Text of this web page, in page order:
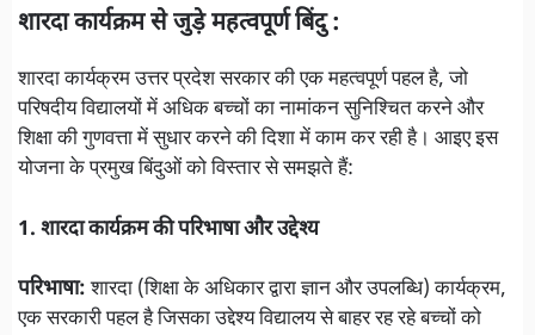
शारदा कार्यक्रम से जुड़े महत्वपूर्ण बिंदु :
शारदा कार्यक्रम उत्तर प्रदेश सरकार की एक महत्वपूर्ण पहल है, जो
परिषदीय विद्यालयों में अधिक बच्चों का नामांकन सुनिश्चित करने और
शिक्षा की गुणवत्ता में सुधार करने की दिशा में काम कर रही है। आइए इस
योजना के प्रमुख बिंदुओं को विस्तार से समझते हैं:
1. शारदा कार्यक्रम की परिभाषा और उद्देश्य
परिभाषा:शारदा (शिक्षा के अधिकार द्वारा ज्ञान और उपलब्धि) कार्यक्रम,
एक सरकारी पहल है जिसका उद्देश्य विद्यालय से बाहर रह रहे बच्चों को